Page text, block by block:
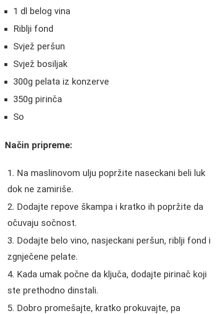
1 dl belog vina
Riblji fond
Svjež peršun
Svjež bosiljak
300g pelata iz konzerve
350g pirinča
So
Način pripreme:
Na maslinovom ulju popržite naseckani beli luk
dok ne zamiriše.
Dodajte repove škampa i kratko ih popržite da
očuvaju sočnost.
Dodajte belo vino, nasjeckani peršun, riblji fond i
zgnječene pelate.
Kada umak počne da ključa, dodajte pirinač koji
ste prethodno dinstali.
Dobro promešajte, kratko prokuvajte, pa